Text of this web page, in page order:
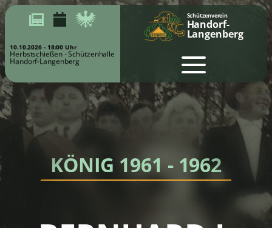
Schützenverein
Handorf-
Langenberg
10.10.2026 - 18:00 Uhr
Herbstschießen - Schützenhalle
Handorf-Langenberg
KÖNIG 1961 - 1962